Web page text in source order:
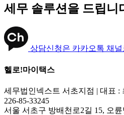
세무 솔루션을 드립니
상담신청은 카카오톡 채널
헬로!마이택스
세무법인넥스트 서초지점 | 대표 :
226-85-33245
서울 서초구 방배천로2길 15, 오륜